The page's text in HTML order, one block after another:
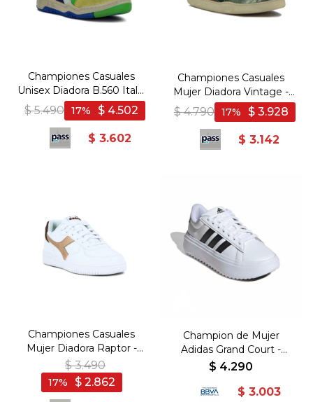
Championes Casuales
Unisex Diadora B.560 Italia
- Azul
$ 5.490 $ 4.502
17
$ 3.602
Championes Casuales
Mujer Diadora Vintage -
Beige
$ 4.790 $ 3.928
17
$ 3.142
Championes Casuales
Mujer Diadora Raptor -
Blanco-Rosado
$ 3.490
$ 2.862
17
Champion de Mujer
Adidas Grand Court -
Blanco-Negro
$ 4.290
$ 3.003